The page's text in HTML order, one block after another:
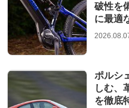
破性を
に最適
ポルシ
しむ、
を徹底